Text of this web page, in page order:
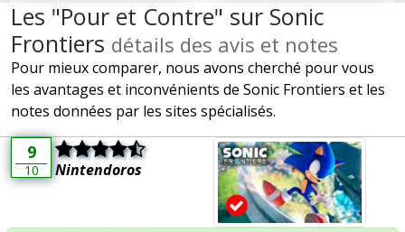
Les "Pour et Contre" sur Sonic
Frontiers détails des avis et notes
Pour mieux comparer, nous avons cherché pour vous
les avantages et inconvénients de Sonic Frontiers et les
notes données par les sites spécialisés.
9
10 Nintendoros